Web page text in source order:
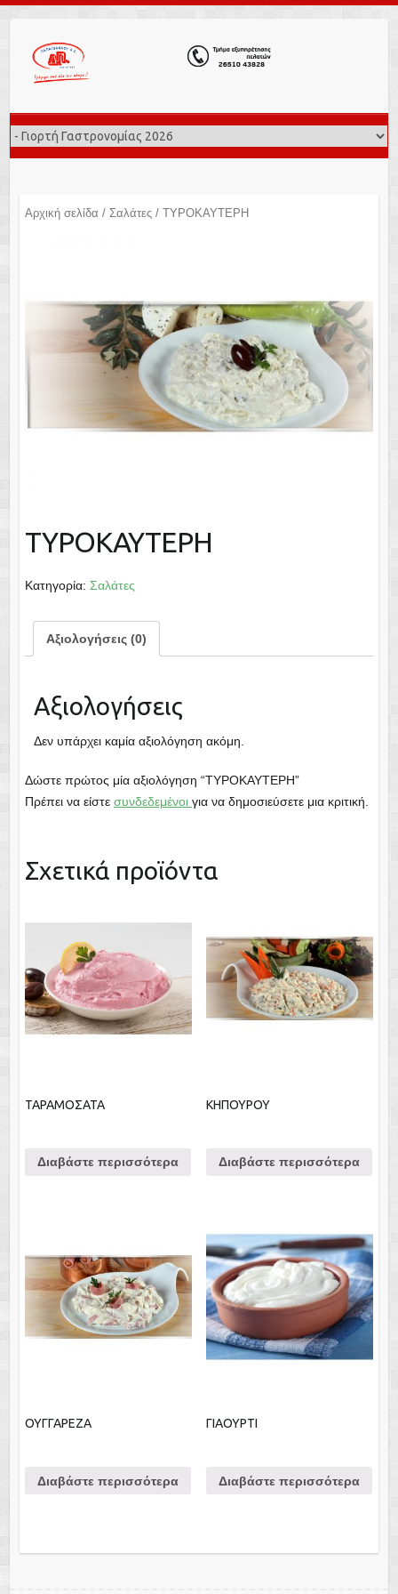
Αρχική σελίδα / Σαλάτες/ ΤΥΡΟΚΑΥΤΕΡΗ
ΤΥΡΟΚΑΥΤΕΡΗ
Κατηγορία: Σαλάτες
Αξιολογήσεις (0)
Αξιολογήσεις
Δεν υπάρχει καμία αξιολόγηση ακόμη.
Δώστε πρώτος μία αξιολόγηση “ΤΥΡΟΚΑΥΤΕΡΗ”
Πρέπει να είστε συνδεδεμένοι για να δημοσιεύσετε μια κριτική.
Σχετικά προϊόντα
ΤΑΡΑΜΟΣΑΤΑ
Διαβάστε περισσότερα
ΚΗΠΟΥΡΟΥ
Διαβάστε περισσότερα
ΟΥΓΓΑΡΕΖΑ
Διαβάστε περισσότερα
ΓΙΑΟΥΡΤΙ
Διαβάστε περισσότερα